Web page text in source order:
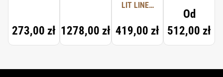
273,00 zł 1278,00 zł
LIT LINEN
419,00 zł
Od
512,00 zł